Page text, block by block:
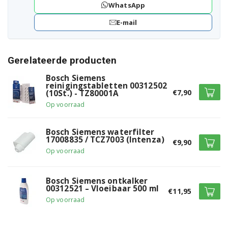
Siemens TE503501DE/12
Siemens TE503501DE/13
Siemens TE503501DE/15
Siemens TE503501DE/16
Siemens TE515201RW/01
Siemens TE515201RW/02
Siemens TE515201RW/03
Siemens TE515201RW/05
Siemens TE515501DE/01
WhatsApp
E-mail
Gerelateerde producten
Bosch Siemens
reinigingstabletten 00312502
(10St.) - TZ80001A
Op voorraad
€7,90
Bosch Siemens waterfilter
17008835 / TCZ7003 (Intenza)
Op voorraad
€9,90
Bosch Siemens ontkalker
00312521 – Vloeibaar 500 ml
Op voorraad
€11,95